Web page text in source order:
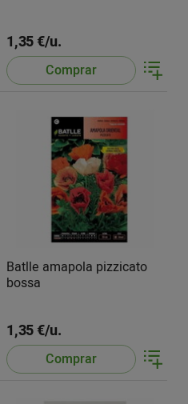
1,35 €/u.
Comprar
Batlle amapola pizzicato
bossa
1,35 €/u.
Comprar